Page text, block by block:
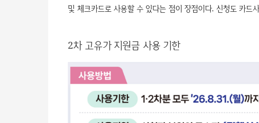
및 체크카드로 사용할 수 있다는 점이 장점이다. 신청도 카드
2차 고유가 지원금 사용 기한